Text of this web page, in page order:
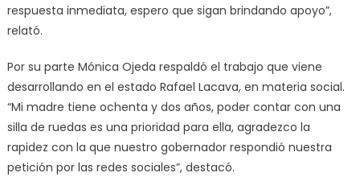
respuesta inmediata, espero que sigan brindando apoyo”,
relató.
Por su parte Mónica Ojeda respaldó el trabajo que viene
desarrollando en el estado Rafael Lacava, en materia social.
“Mi madre tiene ochenta y dos años, poder contar con una
silla de ruedas es una prioridad para ella, agradezco la
rapidez con la que nuestro gobernador respondió nuestra
petición por las redes sociales”, destacó.